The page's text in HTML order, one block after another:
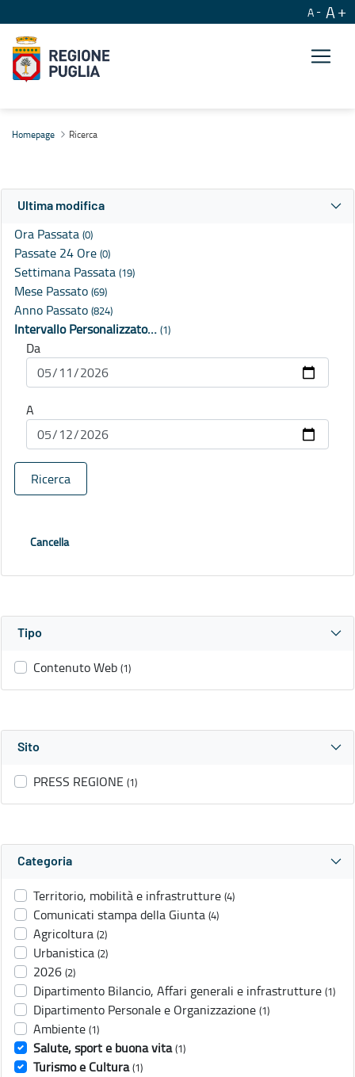
A A
Homepage Ricerca
Ultima modifica
Ora Passata (0)
Passate 24 Ore (0)
Settimana Passata (19)
Mese Passato (69)
Anno Passato (824)
Intervallo Personalizzato… (1)
Da
A
Ricerca
Cancella
Tipo
Contenuto Web (1)
Sito
PRESS REGIONE (1)
Categoria
Territorio, mobilità e infrastrutture (4)
Comunicati stampa della Giunta (4)
Agricoltura (2)
Urbanistica (2)
2026 (2)
Dipartimento Bilancio, Affari generali e infrastrutture (1)
Dipartimento Personale e Organizzazione (1)
Ambiente (1)
Salute, sport e buona vita (1)
Turismo e Cultura (1)